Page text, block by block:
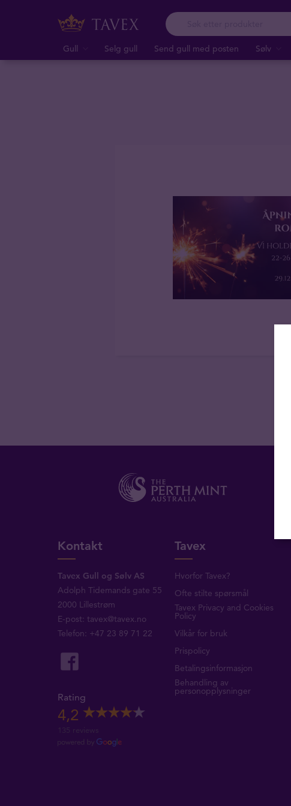
Gull Selg gull Send gull med posten Sølv
Kontakt
Tavex Gull og Sølv AS
Adolph Tidemands gate 55
2000 Lillestrøm
E-post:tavex@tavex.no
Telefon: +47 23 89 71 22
Rating
4,2
135 reviews
Tavex
Hvorfor Tavex?
Ofte stilte spørsmål
Tavex Privacy and Cookies
Policy
Vilkår for bruk
Prispolicy
Betalingsinformasjon
Behandling av
personopplysninger